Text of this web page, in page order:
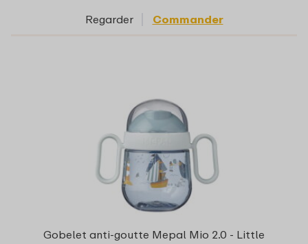
Regarder Commander
Gobelet anti-goutte Mepal Mio 2.0 - Little